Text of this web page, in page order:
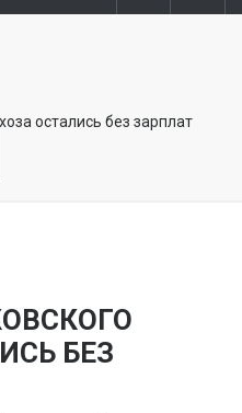
остались без зарплат
БЕЗ